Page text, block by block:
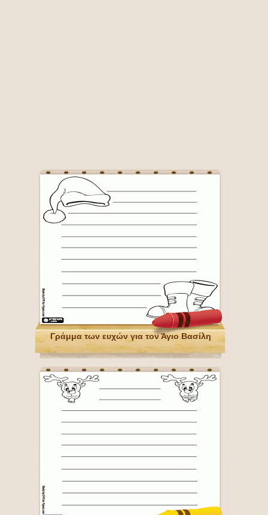
Γράμμα των ευχών για τον Άγιο Βασίλη